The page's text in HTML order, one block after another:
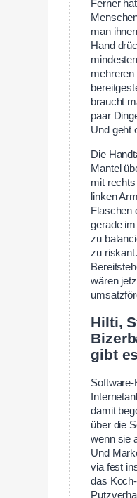
Ferner
man
Hand
braucht
paar
Und geht
Die
Mantel
mit
linken
Flaschen
gerade
zu
zu
wären
Hilti,
gibt
damit
über die
wenn sie
Und
via fest
das